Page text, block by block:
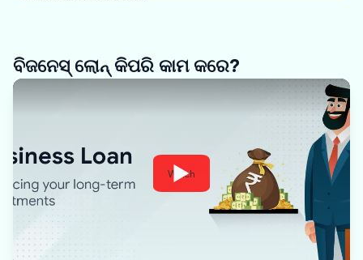
ବିଜନେସ୍ ଲୋନ୍ କିପରି କାମ କରେ?
Watch